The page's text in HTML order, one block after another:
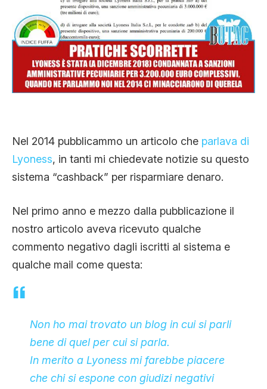
TRUFFE E SOCIAL NETWORK
CLIMA ED ENERGIA
CHI SIAMO
Nel 2014 pubblicammo un articolo che parlava di
Lyoness, in tanti mi chiedevate notizie su questo
sistema “cashback” per risparmiare denaro.
Nel primo anno e mezzo dalla pubblicazione il
nostro articolo aveva ricevuto qualche
commento negativo dagli iscritti al sistema e
qualche mail come questa:
Non ho mai trovato un blog in cui si parli
bene di quel per cui si parla.
In merito a Lyoness mi farebbe piacere
che chi si espone con giudizi negativi